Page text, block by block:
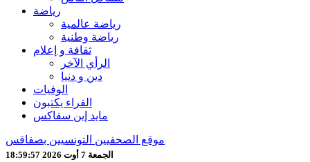
رياضة
رياضة عالمية
رياضة وطنية
ثقافة و إعلام
الرأي الآخر
دين و دنيا
الوفيات
القراء يكتبون
مايد إين سفاكس
موقع الصحفيين التونسيين بصفاقس
الجمعة 7 أوت 2026 18:59:59